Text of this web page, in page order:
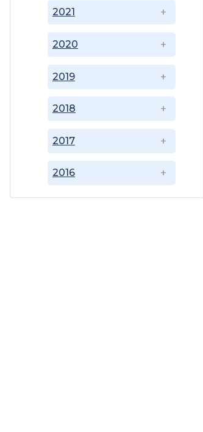
2016
2017
2018
2019
2020
2021